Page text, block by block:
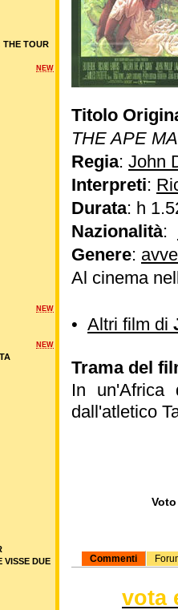
Titolo
THE APE
Regia: John
Interpreti:
Durata: h
Nazionalità:
Genere:
Al cinema
• Altri film di
Trama del
In un'Africa
dall'atletico
Commenti
vota
THE TOUR
NEW
NEW
NEW
VISSE DUE